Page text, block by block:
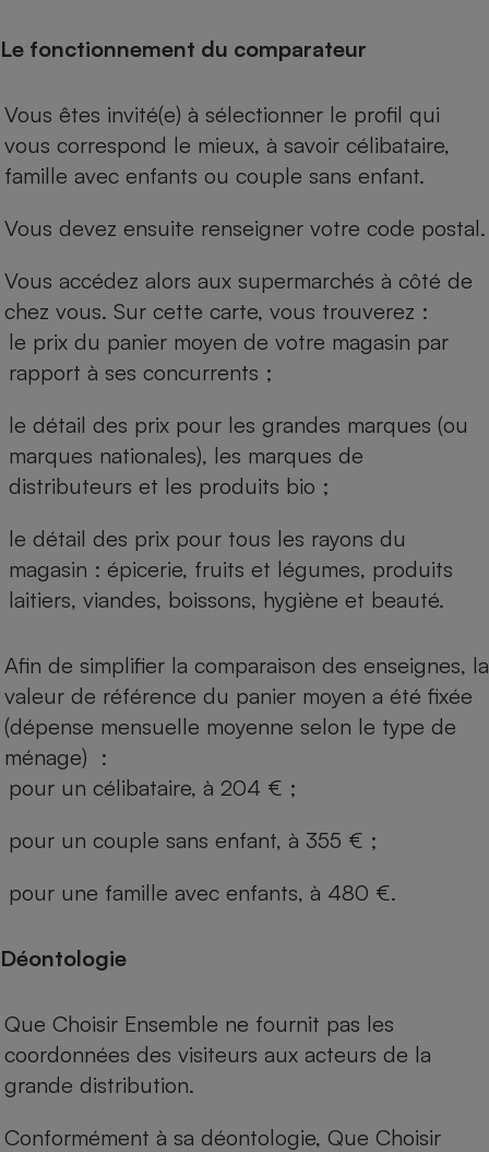
Le fonctionnement du comparateur
Vous êtes invité(e) à sélectionner le profil qui
vous correspond le mieux, à savoir célibataire,
famille avec enfants ou couple sans enfant.
Vous devez ensuite renseigner votre code postal.
Vous accédez alors aux supermarchés à côté de
chez vous. Sur cette carte, vous trouverez :
le prix du panier moyen de votre magasin par
rapport à ses concurrents ;
le détail des prix pour les grandes marques (ou
marques nationales), les marques de
distributeurs et les produits bio ;
le détail des prix pour tous les rayons du
magasin : épicerie, fruits et légumes, produits
laitiers, viandes, boissons, hygiène et beauté.
Afin de simplifier la comparaison des enseignes, la
valeur de référence du panier moyen a été fixée
(dépense mensuelle moyenne selon le type de
ménage) :
pour un célibataire, à 204 € ;
pour un couple sans enfant, à 355 € ;
pour une famille avec enfants, à 480 €.
Déontologie
Que Choisir Ensemble ne fournit pas les
coordonnées des visiteurs aux acteurs de la
grande distribution.
Conformément à sa déontologie, Que Choisir